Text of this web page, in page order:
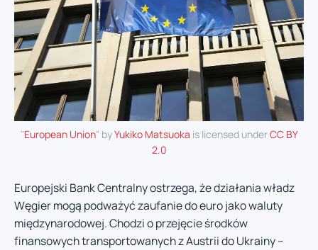
"European Union" byYukiko Matsuoka is licensed underCC BY
2.0
Europejski Bank Centralny ostrzega, że działania władz
Węgier mogą podważyć zaufanie do euro jako waluty
międzynarodowej. Chodzi o przejęcie środków
finansowych transportowanych z Austrii do Ukrainy –